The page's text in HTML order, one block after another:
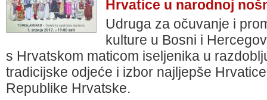
Hrvatice u narodnoj
Udruga za očuvanje i
kulture u Bosni i
s Hrvatskom maticom iseljenika u
tradicijske odjeće i izbor najljepše
Republike Hrvatske.